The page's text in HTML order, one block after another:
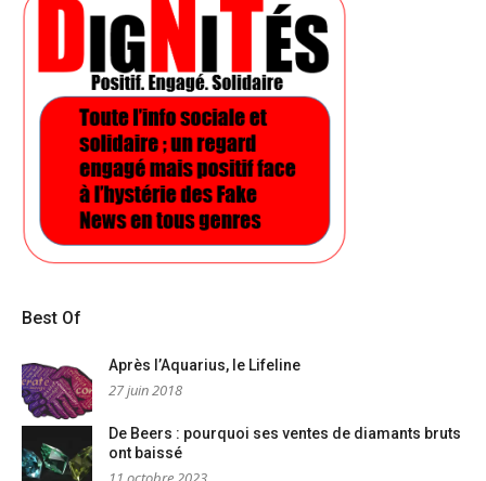
Best Of
Après l’Aquarius, le Lifeline
27 juin 2018
De Beers : pourquoi ses ventes de diamants bruts
ont baissé